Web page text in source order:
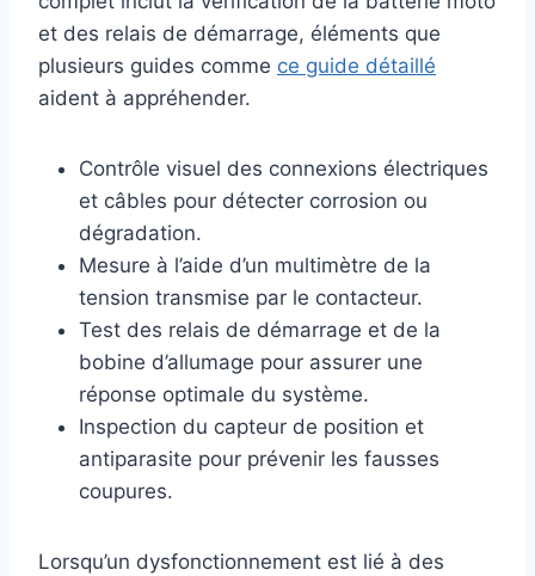
et des relais de démarrage, éléments que
plusieurs guides comme ce guide détaillé
aident à appréhender.
Contrôle visuel des connexions électriques
et câbles pour détecter corrosion ou
dégradation.
Mesure à l’aide d’un multimètre de la
tension transmise par le contacteur.
Test des relais de démarrage et de la
bobine d’allumage pour assurer une
réponse optimale du système.
Inspection du capteur de position et
antiparasite pour prévenir les fausses
coupures.
Lorsqu’un dysfonctionnement est lié à des